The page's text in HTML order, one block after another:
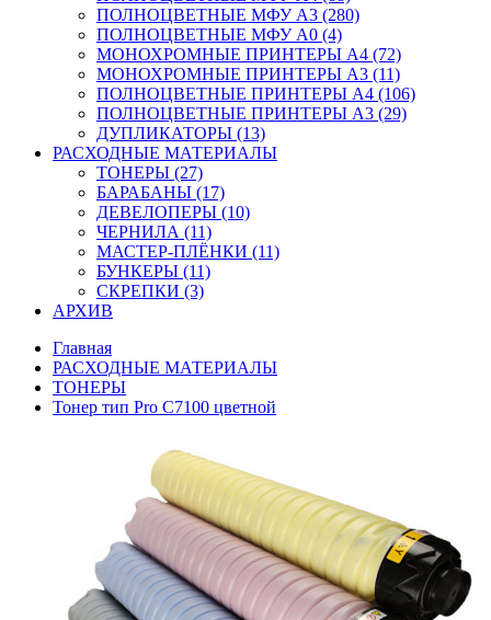
ПОЛНОЦВЕТНЫЕ МФУ А3 (280)
ПОЛНОЦВЕТНЫЕ МФУ А0 (4)
МОНОХРОМНЫЕ ПРИНТЕРЫ А4 (72)
МОНОХРОМНЫЕ ПРИНТЕРЫ А3 (11)
ПОЛНОЦВЕТНЫЕ ПРИНТЕРЫ А4 (106)
ПОЛНОЦВЕТНЫЕ ПРИНТЕРЫ А3 (29)
ДУПЛИКАТОРЫ (13)
РАСХОДНЫЕ МАТЕРИАЛЫ
ТОНЕРЫ (27)
БАРАБАНЫ (17)
ДЕВЕЛОПЕРЫ (10)
ЧЕРНИЛА (11)
МАСТЕР-ПЛЁНКИ (11)
БУНКЕРЫ (11)
СКРЕПКИ (3)
АРХИВ
Главная
РАСХОДНЫЕ МАТЕРИАЛЫ
ТОНЕРЫ
Тонер тип Pro C7100 цветной